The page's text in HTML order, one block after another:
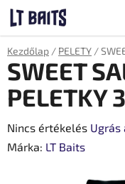
Ugrás
fő
tartalomhoz
Kezdőlap / PELETY /
SWEET
PELETKY
A
termék
Nincs értékelés Ugrás
Márka: LT Baits